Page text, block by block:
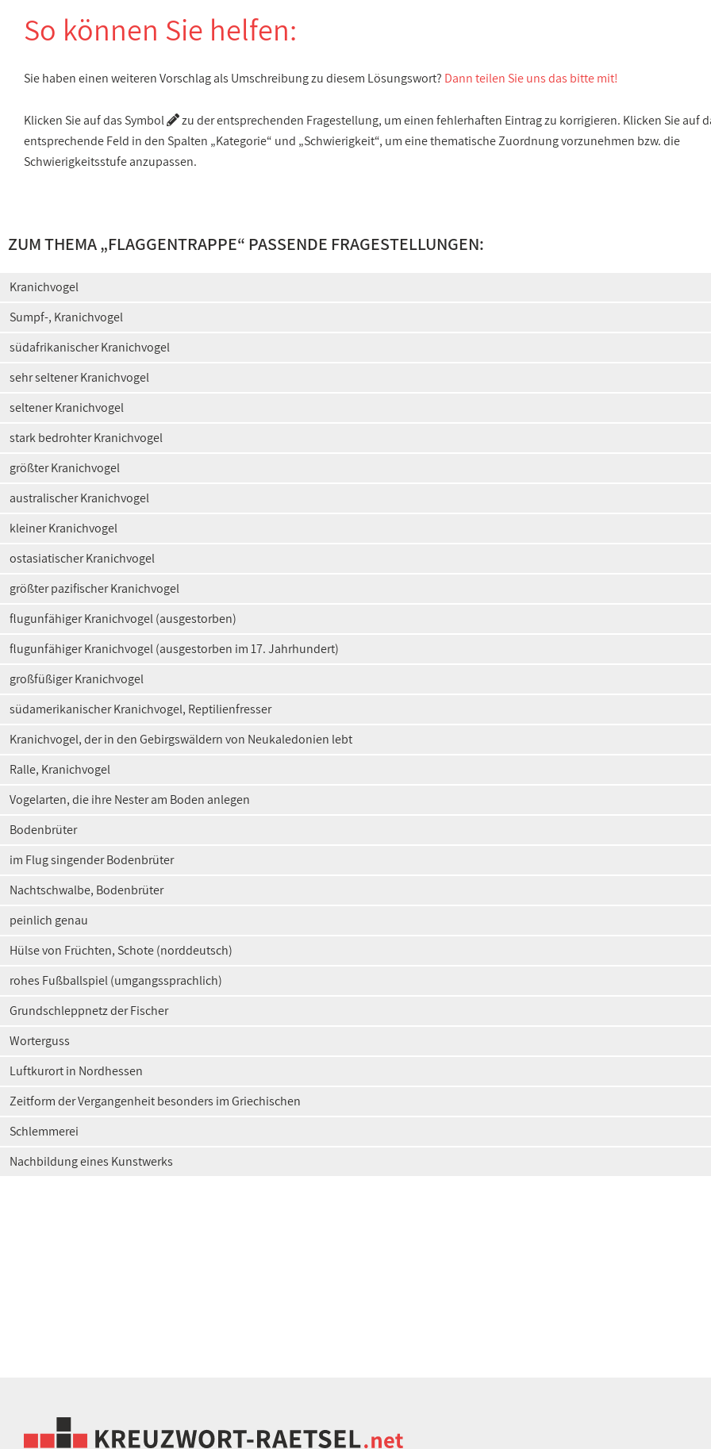
So können Sie helfen:
Sie haben einen weiteren Vorschlag als Umschreibung zu diesem Lösungswort? Dann teilen Sie uns das bitte mit!
Klicken Sie auf das Symbol
zu der entsprechenden Fragestellung, um einen fehlerhaften Eintrag zu korrigieren. Klicken Sie auf
entsprechende Feld in den Spalten „Kategorie“ und „Schwierigkeit“, um eine thematische Zuordnung vorzunehmen bzw. die
Schwierigkeitsstufe anzupassen.
ZUM THEMA „FLAGGENTRAPPE“ PASSENDE FRAGESTELLUNGEN:
Kranichvogel
Sumpf-, Kranichvogel
südafrikanischer Kranichvogel
sehr seltener Kranichvogel
seltener Kranichvogel
stark bedrohter Kranichvogel
größter Kranichvogel
australischer Kranichvogel
kleiner Kranichvogel
ostasiatischer Kranichvogel
größter pazifischer Kranichvogel
flugunfähiger Kranichvogel (ausgestorben)
flugunfähiger Kranichvogel (ausgestorben im 17. Jahrhundert)
großfüßiger Kranichvogel
südamerikanischer Kranichvogel, Reptilienfresser
Kranichvogel, der in den Gebirgswäldern von Neukaledonien lebt
Ralle, Kranichvogel
Vogelarten, die ihre Nester am Boden anlegen
Bodenbrüter
im Flug singender Bodenbrüter
Nachtschwalbe, Bodenbrüter
peinlich genau
Hülse von Früchten, Schote (norddeutsch)
rohes Fußballspiel (umgangssprachlich)
Grundschleppnetz der Fischer
Worterguss
Luftkurort in Nordhessen
Zeitform der Vergangenheit besonders im Griechischen
Schlemmerei
Nachbildung eines Kunstwerks